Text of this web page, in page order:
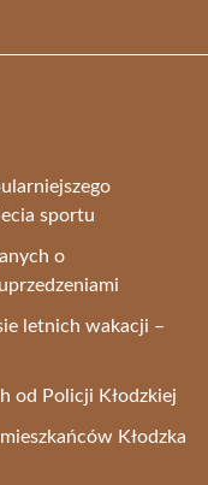
sportu
o
letnich wakacji –
od Policji Kłodzkiej
Kłodzka